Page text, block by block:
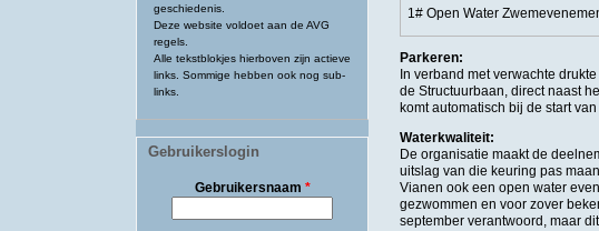
geschiedenis.
Deze website voldoet aan de AVG
regels.
Alle tekstblokjes hierboven zijn actieve
links. Sommige hebben ook nog sub-
links.
Gebruikerslogin
Gebruikersnaam *
1# Open Water
Parkeren:
In verband met verwachte
de Structuurbaan, direct naast
komt automatisch bij de start
Waterkwaliteit:
De organisatie maakt de
uitslag van die keuring pas
Vianen ook een open water
gezwommen en voor zover
september verantwoord, maar